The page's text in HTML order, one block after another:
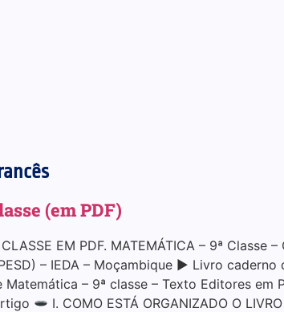
(em PDF)
EM PDF. MATEMÁTICA – 9ª
– IEDA – Moçambique ▶ Livro
– 9ª classe – Texto Editores
I. COMO ESTÁ ORGANIZADO O